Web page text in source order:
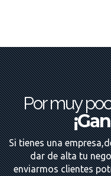
Por muy
Si tienes una
dar de alta tu
enviarmos clientes